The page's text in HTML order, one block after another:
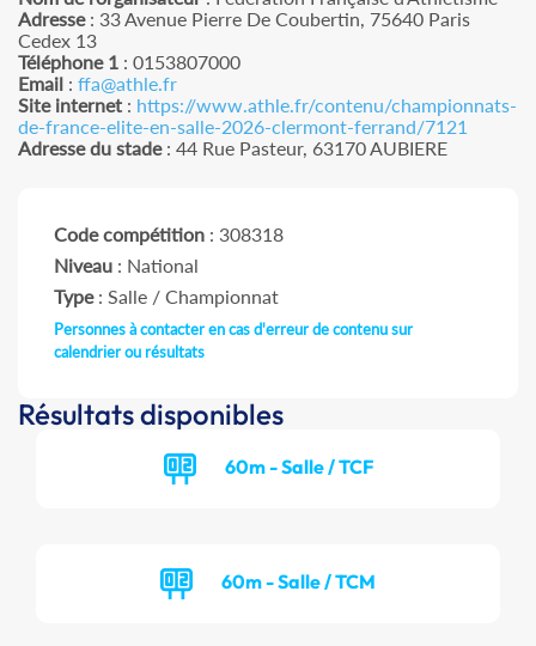
Adresse: 33 Avenue Pierre De Coubertin, 75640 Paris
Cedex 13
Téléphone 1 : 0153807000
Email : ffa@athle.fr
Site internet : https://www.athle.fr/contenu/championnats-
de-france-elite-en-salle-2026-clermont-ferrand/7121
Adresse du stade: 44 Rue Pasteur, 63170 AUBIERE
Code compétition : 308318
Niveau : National
Type: Salle / Championnat
Personnes à contacter en cas d'erreur de contenu sur
calendrier ou résultats
Résultats disponibles
60m - Salle / TCF
60m - Salle / TCM